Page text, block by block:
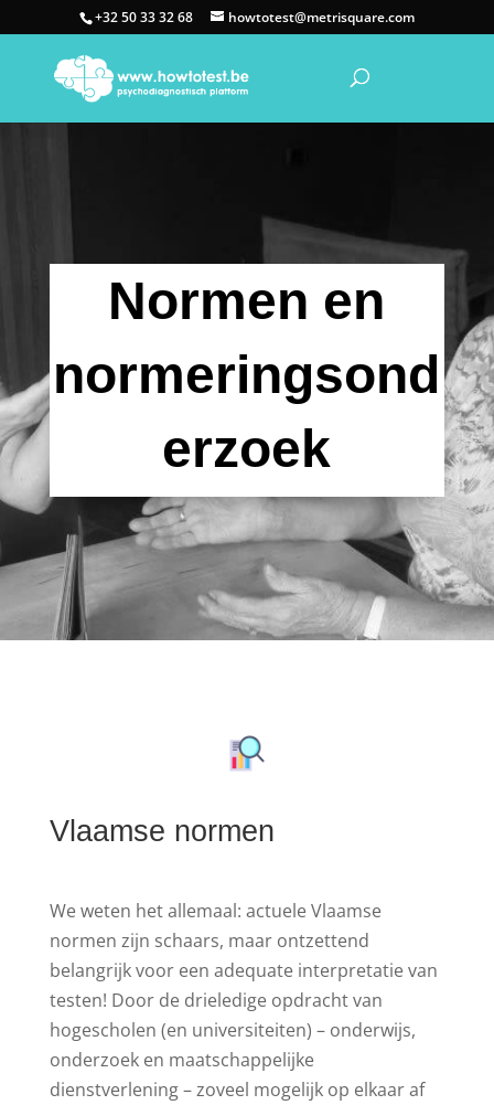
+32 50 33 32 68 howtotest@metrisquare.com
Normen en
normeringsond
erzoek
Vlaamse normen
We weten het allemaal: actuele Vlaamse
normen zijn schaars, maar ontzettend
belangrijk voor een adequate interpretatie van
testen! Door de drieledige opdracht van
hogescholen (en universiteiten) – onderwijs,
onderzoek en maatschappelijke
dienstverlening – zoveel mogelijk op elkaar af